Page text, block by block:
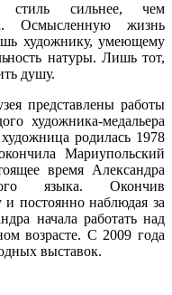
стиль сильнее, чем
Осмысленную жизнь
художнику, умеющему
натуры. Лишь тот,
душу.
представлены работы
художника-медальера
родилась 1978
Мариупольский
время Александра
языка. Окончив
постоянно наблюдая за
начала работать над
возрасте. С 2009 года
выставок.